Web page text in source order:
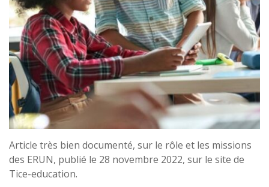
Article très bien documenté, sur le rôle et les missions
des ERUN, publié le 28 novembre 2022, sur le site de
Tice-education.